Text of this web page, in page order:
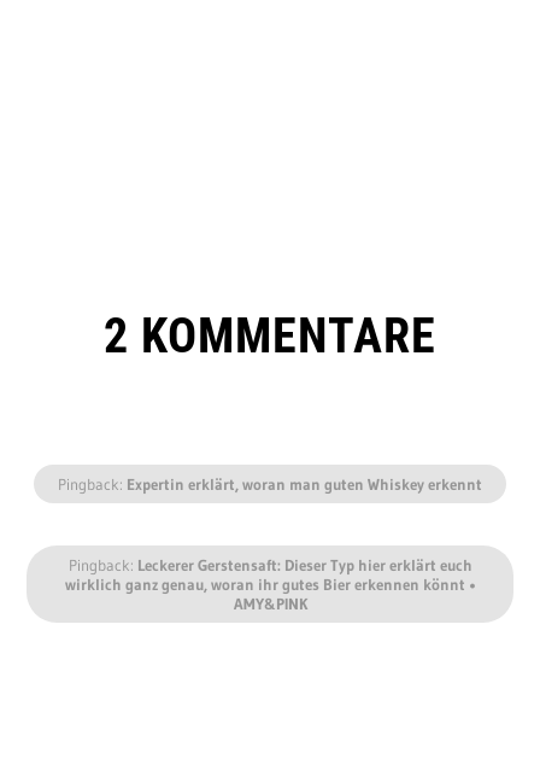
2 KOMMENTARE
Pingback: Expertin erklärt, woran man guten Whiskey erkennt
Pingback: Leckerer Gerstensaft: Dieser Typ hier erklärt euch
wirklich ganz genau, woran ihr gutes Bier erkennen könnt •
AMY&PINK